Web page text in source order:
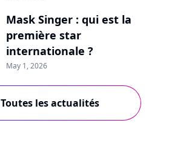
Mask Singer : qui est la
première star
internationale ?
May 1, 2026
Toutes les actualités